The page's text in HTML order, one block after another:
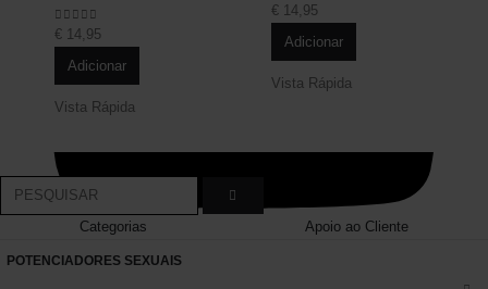
0out of 5
€14,95
Adicionar
Vista Rápida
0out of 5
€14,95
Adicionar
Vista Rápida
Categorias Apoio ao Cliente
POTENCIADORES SEXUAIS